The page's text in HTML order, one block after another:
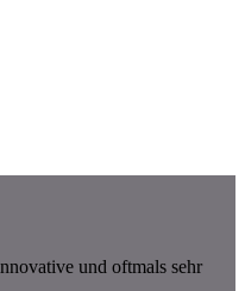
und oftmals sehr